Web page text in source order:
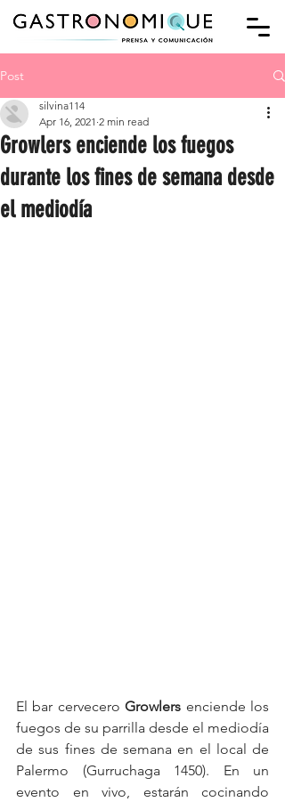
Post
Growlers enciende los fuegos
durante los fines de semana desde
el mediodía
silvina114
Apr 16, 2021 2 min read
El bar cervecero Growlers enciende los
fuegos de su parrilla desde el mediodía
de sus fines de semana en el local de
Palermo (Gurruchaga 1450). En un
evento en vivo, estarán cocinando